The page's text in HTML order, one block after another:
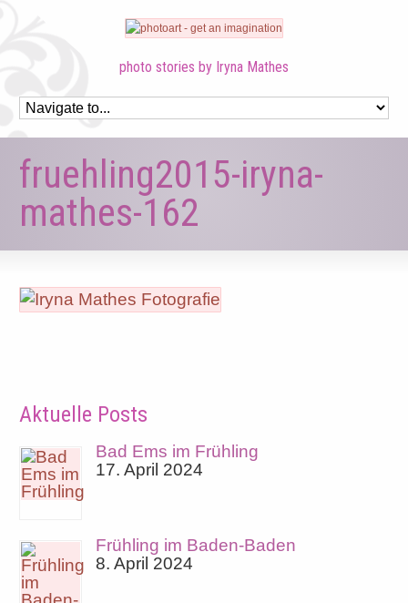
photo stories by Iryna Mathes
fruehling2015-iryna-
mathes-162
Aktuelle Posts
Bad Ems im Frühling
17. April 2024
Frühling im Baden-Baden
8. April 2024